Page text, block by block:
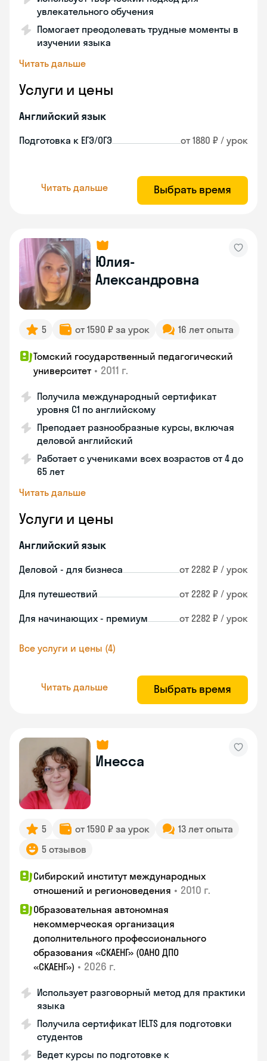
увлекательного обучения
Помогает преодолевать трудные моменты в
изучении языка
Читать дальше
Услуги и цены
Английский язык
Подготовка к ЕГЭ/ОГЭ от 1880 ₽ / урок
Читать дальше Выбрать время
Юлия-
Александровна
5 от 1590 ₽ за урок 16 лет опыта
Томский государственный педагогический
университет • 2011 г.
Получила международный сертификат
уровня C1 по английскому
Преподает разнообразные курсы, включая
деловой английский
Работает с учениками всех возрастов от 4 до
65 лет
Читать дальше
Услуги и цены
Английский язык
Деловой - для бизнеса от 2282 ₽ / урок
Для путешествий от 2282 ₽ / урок
Для начинающих - премиум от 2282 ₽ / урок
Все услуги и цены (4)
Читать дальше Выбрать время
Инесса
5 от 1590 ₽ за урок
13 лет опыта
5 отзывов
Сибирский институт международных
отношений и регионоведения • 2010 г.
Образовательная автономная
некоммерческая организация
дополнительного профессионального
образования «СКАЕНГ» (ОАНО ДПО
«СКАЕНГ») • 2026 г.
Использует разговорный метод для практики
языка
Получила сертификат IELTS для подготовки
студентов
Ведет курсы по подготовке к